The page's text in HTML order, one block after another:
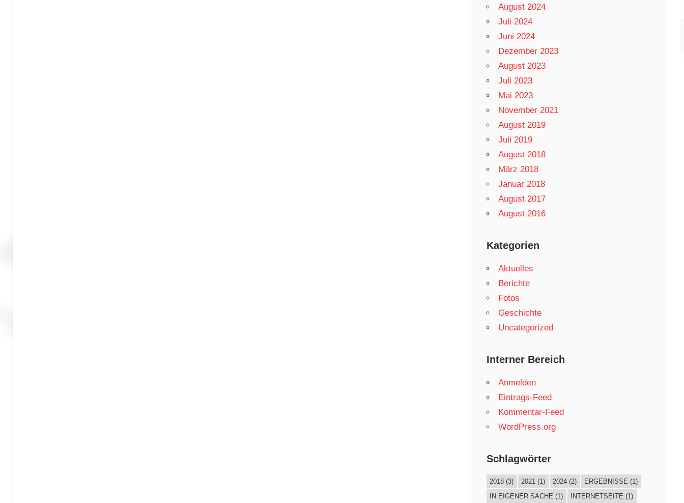
August 2024
Juli 2024
Juni 2024
Dezember 2023
August 2023
Juli 2023
Mai 2023
November 2021
August 2019
Juli 2019
August 2018
März 2018
Januar 2018
August 2017
August 2016
Kategorien
Aktuelles
Berichte
Fotos
Geschichte
Uncategorized
Interner Bereich
Anmelden
Eintrags-Feed
Kommentar-Feed
WordPress.org
Schlagwörter
2018 (3) 2021 (1) 2024 (2) ERGEBNISSE (1)
IN EIGENER SACHE (1) INTERNETSEITE (1)